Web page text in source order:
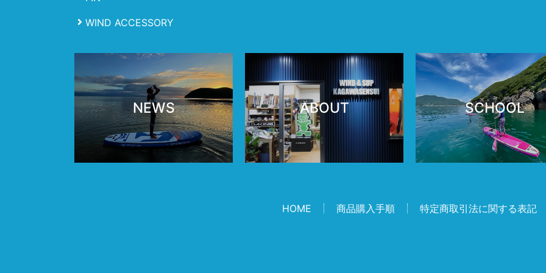
WIND ACCESSORY
NEWS ABOUT SCHOOL
HOME 商品購入手順 特定商取引法に関する表記